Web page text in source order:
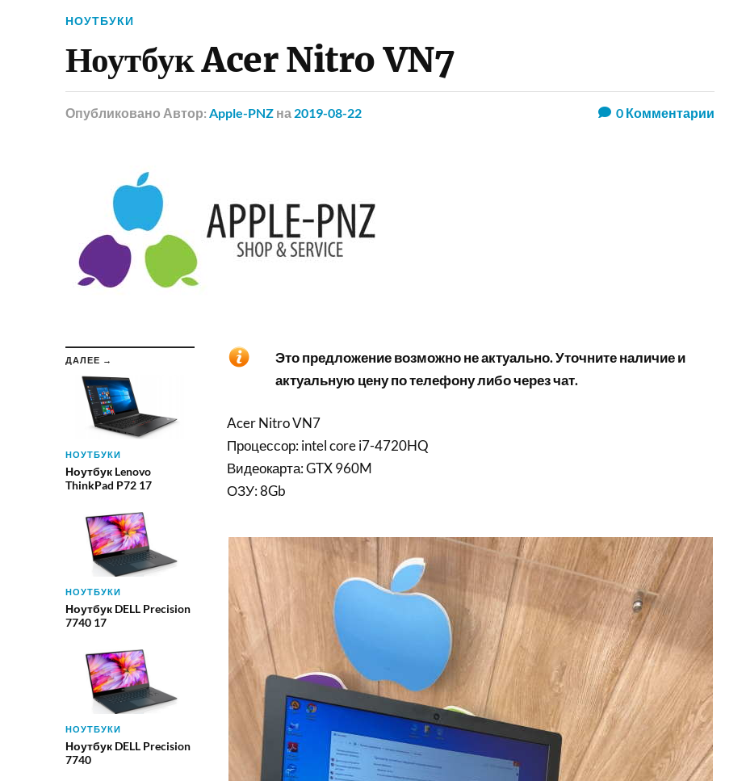
НОУТБУКИ
Ноутбук Acer Nitro VN7
Опубликовано Автор: Apple-PNZ на 2019-08-22 0Комментарии
ДАЛЕЕ →
НОУТБУКИ
Ноутбук Lenovo
ThinkPad P72 17
НОУТБУКИ
Ноутбук DELL Precision
7740 17
НОУТБУКИ
Ноутбук DELL Precision
7740
Это предложение возможно не актуально. Уточните наличие и
актуальную цену по телефону либо через чат.
Acer Nitro VN7
Процессор: intel core i7-4720HQ
Видеокарта: GTX 960M
ОЗУ: 8Gb